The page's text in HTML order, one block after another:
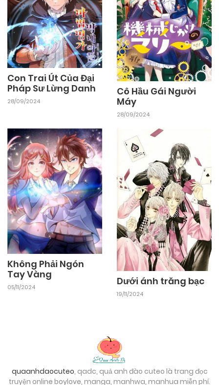
Chapter 6 18/10/2024
Chapter 5 18/10/2024
Chapter 4
Chapter 3 18/10/2024
Chapter 2 18/10/2024
Chapter 1 18/10/2024
Con Trai Út Của Đại
Pháp Sư Lừng Danh
28/09/2024
Cô Hầu Gái Người
Máy
28/09/2024
Không Phải Ngón
Tay Vàng
05/11/2024
Dưới ánh trăng bạc
19/11/2024
quaanhdaocuteo, qadc, quả anh đào cuteo là trang đọc
truyện online boylove, manga, manhwa, manhua miễn phí.